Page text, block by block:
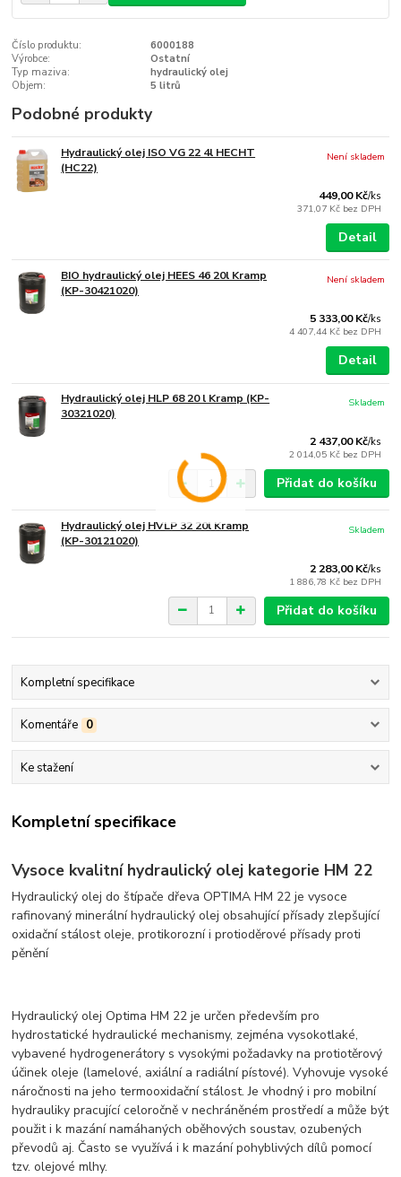
Číslo produktu:
6000188
Výrobce:
Ostatní
Typ maziva:
hydraulický olej
Objem:
5 litrů
Podobné produkty
Hydraulický olej ISO VG 22 4l HECHT
(HC22)
449,00 Kč/ks
371,07 Kč bez DPH
Není skladem
Detail
BIO hydraulický olej HEES 46 20l Kramp
(KP-30421020)
5 333,00 Kč/ks
4 407,44 Kč bez DPH
Není skladem
Detail
Hydraulický olej HLP 68 20 l Kramp (KP-
30321020)
2 437,00 Kč/ks
2 014,05 Kč bez DPH
Skladem
Přidat do košíku
Hydraulický olej HVLP 32 20l Kramp
(KP-30121020)
2 283,00 Kč/ks
1 886,78 Kč bez DPH
Skladem
Přidat do košíku
Kompletní specifikace
Komentáře 0
Ke stažení
Kompletní specifikace
Vysoce kvalitní hydraulický olej kategorie HM 22
Hydraulický olej do štípače dřeva OPTIMA HM 22 je vysoce
rafinovaný minerální hydraulický olej obsahující přísady zlepšující
oxidační stálost oleje, protikorozní i protioděrové přísady proti
pěnění
Hydraulický olej Optima HM 22 je určen především pro
hydrostatické hydraulické mechanismy, zejména vysokotlaké,
vybavené hydrogenerátory s vysokými požadavky na protiotěrový
účinek oleje (lamelové, axiální a radiální pístové). Vyhovuje vysoké
náročnosti na jeho termooxidační stálost. Je vhodný i pro mobilní
hydrauliky pracující celoročně v nechráněném prostředí a může být
použit i k mazání namáhaných oběhových soustav, ozubených
převodů aj. Často se využívá i k mazání pohyblivých dílů pomocí
tzv. olejové mlhy.